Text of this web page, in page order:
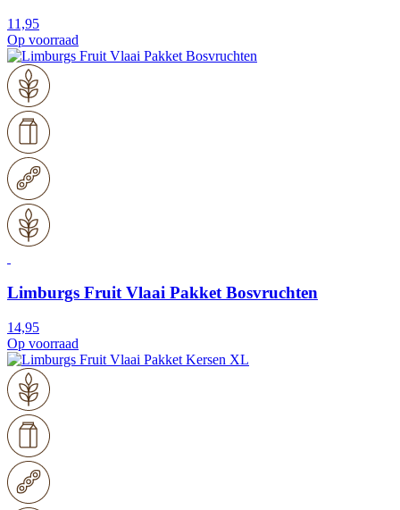
11,95
Op voorraad
Limburgs Fruit Vlaai Pakket Bosvruchten
14,95
Op voorraad